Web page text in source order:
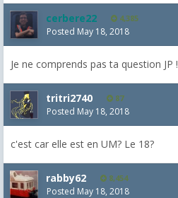
cerbere22 4,385
Posted May 18, 2018
Je ne comprends pas ta question JP !
tritri2740 87
Posted May 18, 2018
c'est car elle est en UM? Le 18?
rabby62 8,454
Posted May 18, 2018